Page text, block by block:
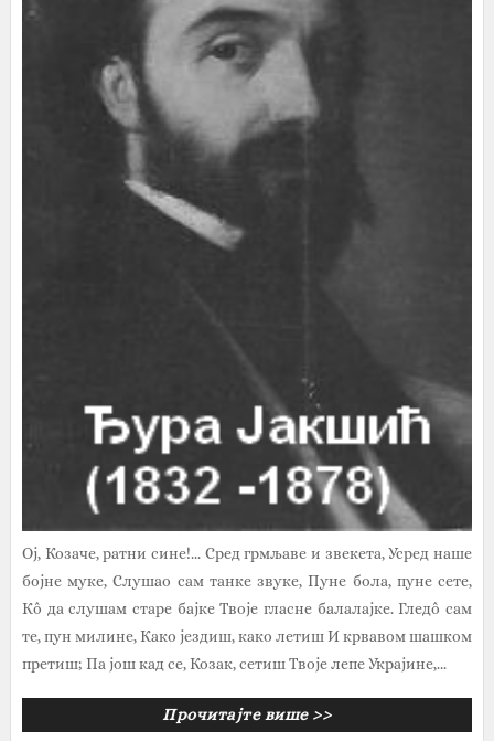
Ој, Козаче, ратни сине!... Сред грмљаве и звекета, Усред наше
бојне муке, Слушао сам танке звуке, Пуне бола, пуне сете,
Кô да слушам старе бајке Твоје гласне балалајке. Гледô сам
те, пун милине, Како јездиш, како летиш И крвавом шашком
претиш; Па још кад се, Козак, сетиш Твоје лепе Украјине,...
Прочитајте више >>